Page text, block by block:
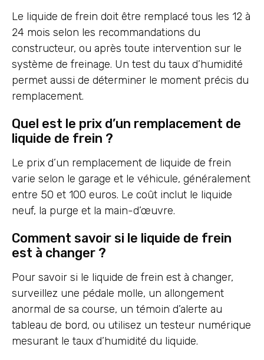
Le liquide de frein doit être remplacé tous les 12 à
24 mois selon les recommandations du
constructeur, ou après toute intervention sur le
système de freinage. Un test du taux d’humidité
permet aussi de déterminer le moment précis du
remplacement.
Quel est le prix d’un remplacement de
liquide de frein ?
Le prix d’un remplacement de liquide de frein
varie selon le garage et le véhicule, généralement
entre 50 et 100 euros. Le coût inclut le liquide
neuf, la purge et la main-d’œuvre.
Comment savoir si le liquide de frein
est à changer ?
Pour savoir si le liquide de frein est à changer,
surveillez une pédale molle, un allongement
anormal de sa course, un témoin d’alerte au
tableau de bord, ou utilisez un testeur numérique
mesurant le taux d’humidité du liquide.